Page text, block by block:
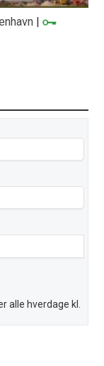
|
alle hverdage kl.